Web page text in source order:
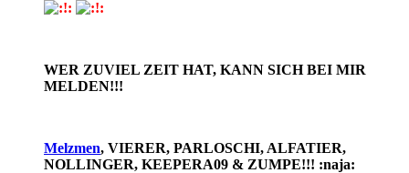
WER ZUVIEL ZEIT HAT, KANN SICH BEI MIR
MELDEN!!!
Melzmen, VIERER, PARLOSCHI, ALFATIER,
NOLLINGER, KEEPERA09 & ZUMPE!!! :naja: